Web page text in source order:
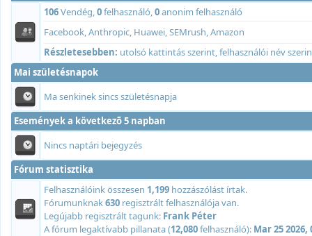
106Vendég,0felhasználó,0anonim felhasználó
Facebook, Anthropic, Huawei, SEMrush, Amazon
Részletesebben: utolsó kattintás szerint,felhasználói név
Mai születésnapok
Ma senkinek sincs születésnapja
Események a következõ 5 napban
Nincs naptári bejegyzés
Fórum statisztika
Felhasználóink összesen 1,199 hozzászólást írtak.
Fórumunknak630 regisztrált felhasználója van.
Legújabb regisztrált tagunk: Frank Péter
A fórum legaktívabb pillanata (12,080felhasználó): Mar 25 2026,